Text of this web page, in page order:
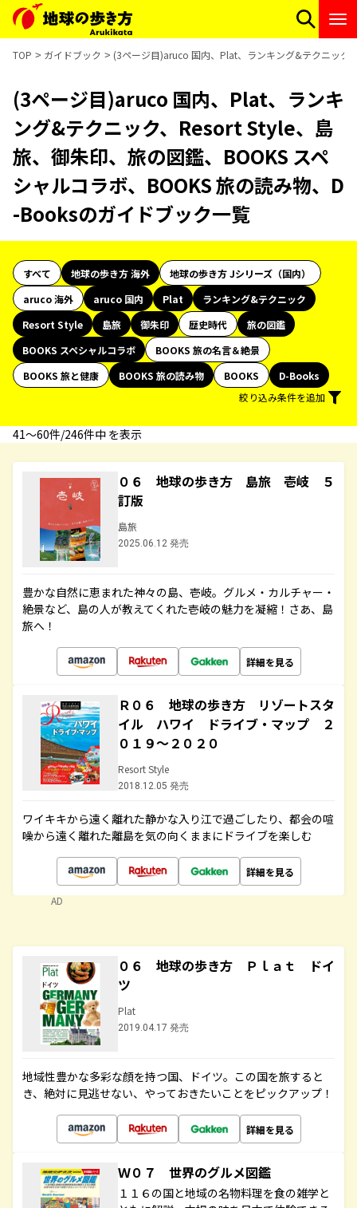
TOP ガイドブック (3ページ目)aruco 国内、Plat、ランキング&テクニック
(3ページ目)aruco 国内、Plat、ランキ
ング&テクニック、Resort Style、島
旅、御朱印、旅の図鑑、BOOKS スペ
シャルコラボ、BOOKS 旅の読み物、D
-Booksのガイドブック一覧
すべて 地球の歩き方 海外
地球の歩き方 Jシリーズ（国内）
aruco 海外
aruco 国内 Plat
ランキング&テクニック
Resort Style
島旅 御朱印 歴史時代
旅の図鑑
BOOKS スペシャルコラボ
BOOKS 旅の名言＆絶景
BOOKS 旅と健康
BOOKS 旅の読み物 BOOKS
D-Books
絞り込み条件を追加
41〜60件/246件中 を表示
０６ 地球の歩き方 島旅 壱岐 ５
訂版
島旅
2025.06.12 発売
豊かな自然に恵まれた神々の島、壱岐。グルメ・カルチャー・
絶景など、島の人が教えてくれた壱岐の魅力を凝縮！さあ、島
旅へ！
詳細を見る
Ｒ０６ 地球の歩き方 リゾートスタ
イル ハワイ ドライブ・マップ ２
０１９～２０２０
Resort Style
2018.12.05 発売
ワイキキから遠く離れた静かな入り江で過ごしたり、都会の喧
噪から遠く離れた離島を気の向くままにドライブを楽しむ
詳細を見る
AD
０６ 地球の歩き方 Ｐｌａｔ ドイ
ツ
Plat
2019.04.17 発売
地域性豊かな多彩な顔を持つ国、ドイツ。この国を旅すると
き、絶対に見逃せない、やっておきたいことをピックアップ！
詳細を見る
Ｗ０７ 世界のグルメ図鑑
１１６の国と地域の名物料理を食の雑学と